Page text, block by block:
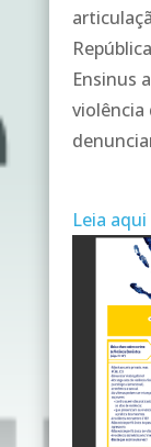
Ensinus
violência
Leia aqui